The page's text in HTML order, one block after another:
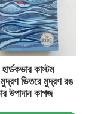
কাস্টম
ভিতরে মুদ্রণ রঙ
উপাদান কাগজ